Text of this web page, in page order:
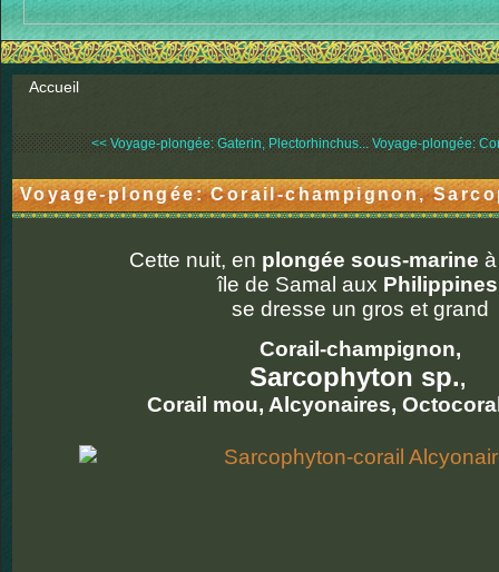
Accueil
<< Voyage-plongée: Gaterin, Plectorhinchus... Voyage-plongée:
Voyage-plongée: Corail-champignon,
Cette nuit, en plongée sous-marine
île de Samal aux Philippines
se dresse un gros et grand
Corail-champignon,
Sarcophyton sp.,
Corail mou, Alcyonaires,